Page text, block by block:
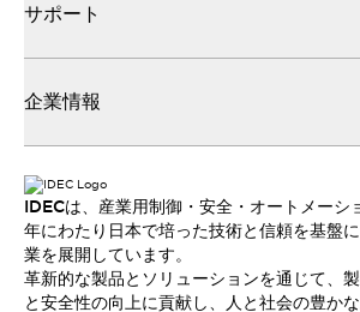
サポート
企業情報
IDECは、産業用制御・安全・オートメーシ
年にわたり日本で培った技術と信頼を基盤
業を展開しています。
革新的な製品とソリューションを通じて、
と安全性の向上に貢献し、人と社会の豊か